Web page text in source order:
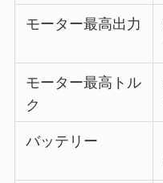
モーター最高出力
モーター最高トル
ク
バッテリー